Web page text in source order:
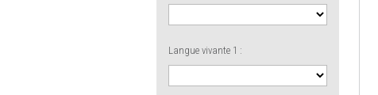
Langue vivante 1 :